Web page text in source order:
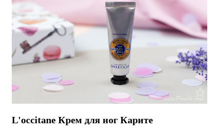
L'occitane Крем для ног Карите